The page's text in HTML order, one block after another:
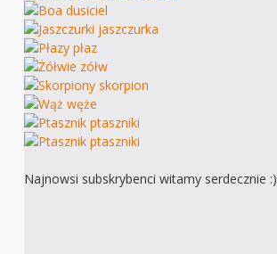
Najnowsi subskrybenci witamy serdecznie :)